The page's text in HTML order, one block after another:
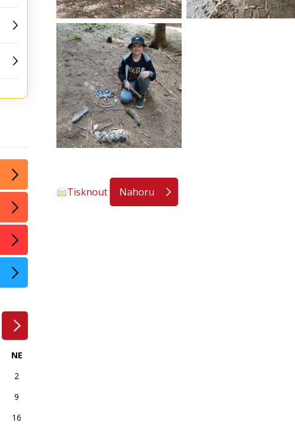
Tisknout Nahoru
NE
2
9
16